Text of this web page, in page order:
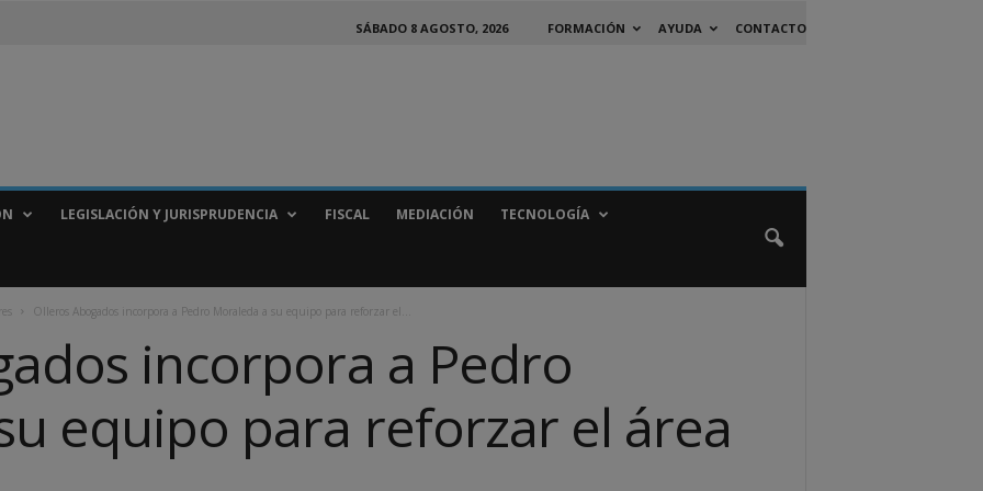
SÁBADO 8 AGOSTO, 2026 FORMACIÓN AYUDA CONTACTO
LEGISLACIÓN Y JURISPRUDENCIA FISCAL MEDIACIÓN TECNOLOGÍA
Olleros Abogados incorpora a Pedro Moraleda a su equipo para reforzar el...
incorpora a Pedro
equipo para reforzar el área